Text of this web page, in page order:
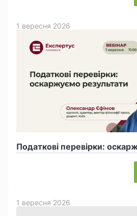
Податкові перевірки:
1 вересня 2026
1 вересня 2026